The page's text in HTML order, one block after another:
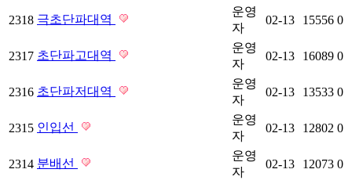
2318 극초단파대역
운영
자
02-13 15556 0
2317 초단파고대역
운영
자
02-13 16089 0
2316 초단파저대역
운영
자
02-13 13533 0
2315 인입선
운영
자
02-13 12802 0
2314 분배선
운영
자
02-13 12073 0